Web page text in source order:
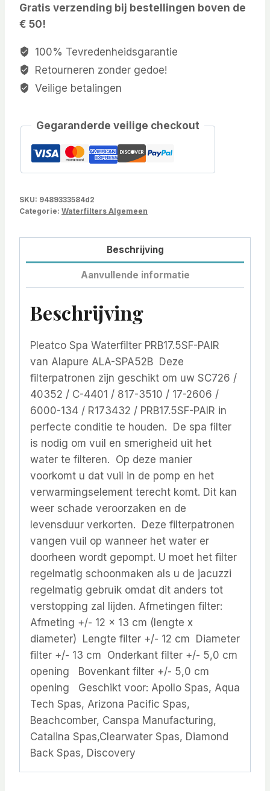
Gratis verzending bij bestellingen boven de
€ 50!
100% Tevredenheidsgarantie
Retourneren zonder gedoe!
Veilige betalingen
Gegaranderde veilige checkout
SKU: 9489333584d2
Categorie: Waterfilters Algemeen
Beschrijving
Aanvullende informatie
Beschrijving
Pleatco Spa Waterfilter PRB17.5SF-PAIR
van Alapure ALA-SPA52B Deze
filterpatronen zijn geschikt om uw SC726 /
40352 / C-4401 / 817-3510 / 17-2606 /
6000-134 / R173432 / PRB17.5SF-PAIR in
perfecte conditie te houden. De spa filter
is nodig om vuil en smerigheid uit het
water te filteren. Op deze manier
voorkomt u dat vuil in de pomp en het
verwarmingselement terecht komt. Dit kan
weer schade veroorzaken en de
levensduur verkorten. Deze filterpatronen
vangen vuil op wanneer het water er
doorheen wordt gepompt. U moet het filter
regelmatig schoonmaken als u de jacuzzi
regelmatig gebruik omdat dit anders tot
verstopping zal lijden. Afmetingen filter:
Afmeting +/- 12 x 13 cm (lengte x
diameter) Lengte filter +/- 12 cm Diameter
filter +/- 13 cm Onderkant filter +/- 5,0 cm
opening Bovenkant filter +/- 5,0 cm
opening Geschikt voor: Apollo Spas, Aqua
Tech Spas, Arizona Pacific Spas,
Beachcomber, Canspa Manufacturing,
Catalina Spas,Clearwater Spas, Diamond
Back Spas, Discovery